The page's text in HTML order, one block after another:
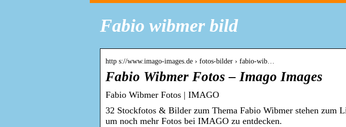
Fabio wibmer bild
http s://www.imago-images.de › fotos-bilder › fabio-wib…
Fabio Wibmer Fotos – Imago Images
Fabio Wibmer Fotos | IMAGO
32 Stockfotos & Bilder zum Thema Fabio Wibmer stehen zum
um noch mehr Fotos bei IMAGO zu entdecken.